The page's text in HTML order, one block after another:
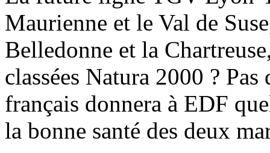
Maurienne et le Val de
Belledonne et la
classées Natura 2000 ?
français donnera à EDF
la bonne santé des deux